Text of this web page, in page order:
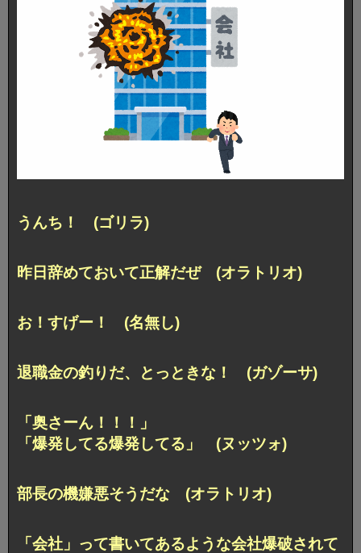
うんち！ (ゴリラ)
昨日辞めておいて正解だぜ (オラトリオ)
お！すげー！ (名無し)
退職金の釣りだ、とっときな！ (ガゾーサ)
「奥さーん！！！」
「爆発してる爆発してる」 (ヌッツォ)
部長の機嫌悪そうだな (オラトリオ)
「会社」って書いてあるような会社爆破されて